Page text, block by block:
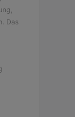
Das